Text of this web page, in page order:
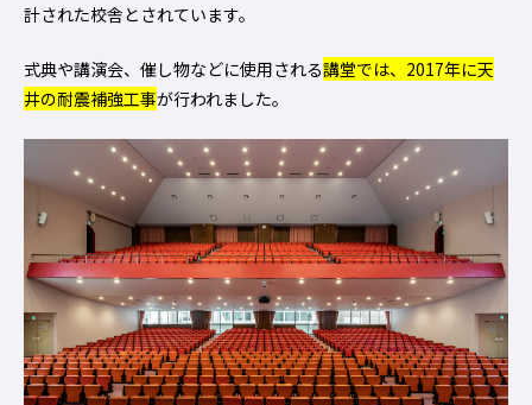
計された校舎とされています。
式典や講演会、催し物などに使用される講堂では、2017年に天
井の耐震補強工事が行われました。